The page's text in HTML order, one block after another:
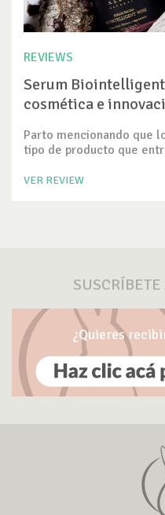
REVIEWS
Serum
cosmética e
Parto mencionando que
tipo de producto que
VER REVIEW
¿Quieres